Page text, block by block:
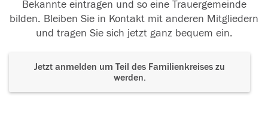
Bekannte eintragen und so eine Trauergemeinde
bilden. Bleiben Sie in Kontakt mit anderen Mitgliedern
und tragen Sie sich jetzt ganz bequem ein.
Jetzt anmelden um Teil des Familienkreises zu
werden.